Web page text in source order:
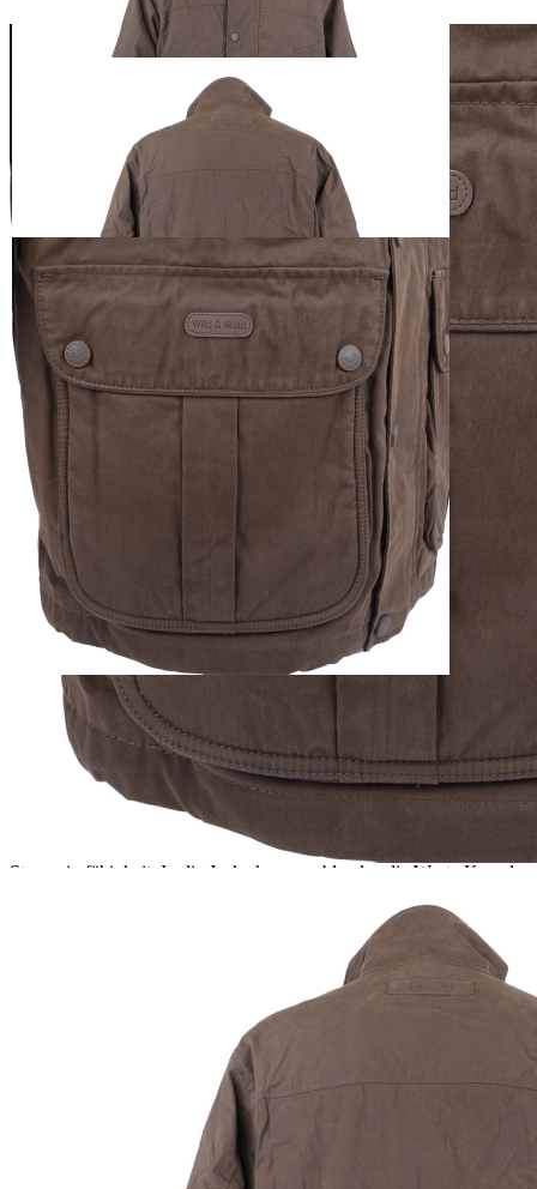
Funktionsjacke
Kanada Herren
ab
59,90 €
inkl. MwSt. zzgl. Versand
Auswählen
Ausführung
Zum Warenkorb hinzufügen
Zur Wunschliste hinzufügen
Sofort lieferbar
Eine perfekte Jagdjacke für das ganze Jahr
Beschreibung
Eine perfekte Jagdjacke für das ganze Jahr. Die Funktionsjacke von
Wild & Wald ist aus hochwertigem Funktionsmaterial gefertigt. Das
Obermaterial ist gewachst und gebürstet, aber dennoch angenehm
im Griff. Dadurch ist die Jacke wind- und wasserdicht sowie
atmungsaktiv. Die Jacke hat ein leichtes Baumwollfutter und die
Einschubtaschen sind mit Fleece ausgekleidet. Der Ärmelabschluss
ist verstellbar und die Jacke punktet mit einer hohen
Strapazierfähigkeit. In die Jacke kann problemlos die Weste Kanada
Verantwortlicher Wirtschaftsakteur gemäß EU-Verordnung:
Wild & Wald Bekleidung GmbH & Co.KG
e.moser-klein@wild-wald.com
PAREYSHOP – Der Onlineshop für